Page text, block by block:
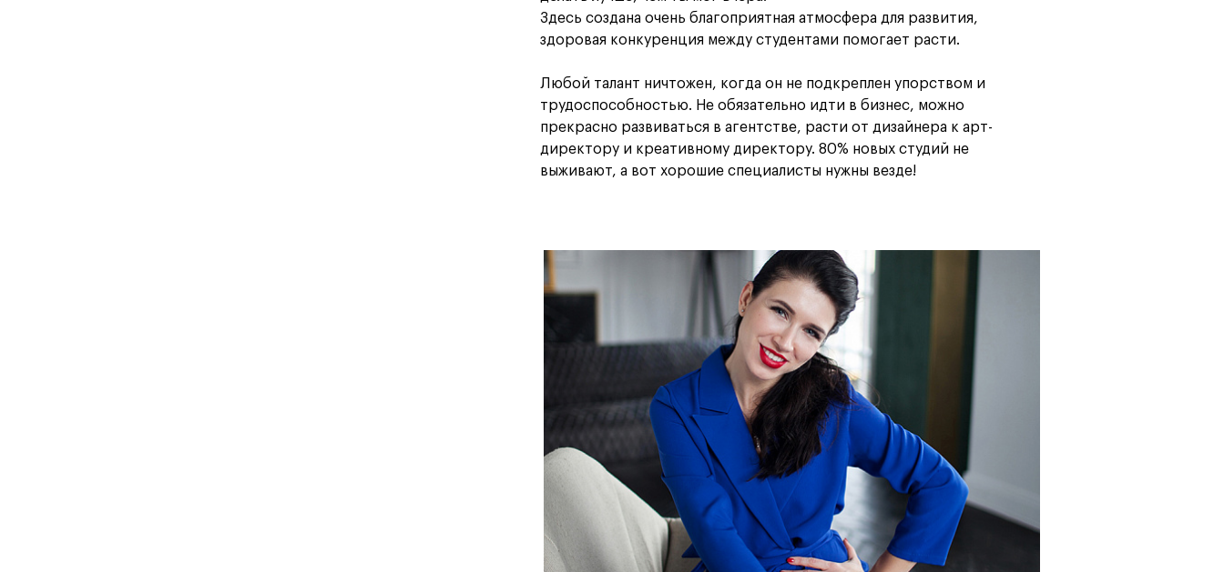
Здесь создана очень благоприятная атмосфера для развития,
здоровая конкуренция между студентами помогает расти.
Любой талант ничтожен, когда он не подкреплен упорством и
трудоспособностью. Не обязательно идти в бизнес, можно
прекрасно развиваться в агентстве, расти от дизайнера к арт-
директору и креативному директору. 80% новых студий не
выживают, а вот хорошие специалисты нужны везде!